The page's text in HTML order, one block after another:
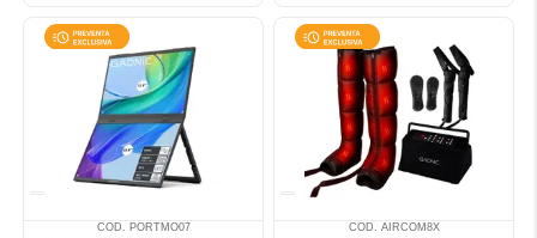
COD. PORTMO07 COD. AIRCOM8X